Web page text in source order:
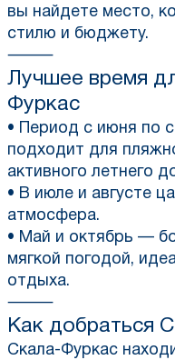
вы найдете место,
стилю и бюджету.
⸻
Лучшее время
Фуркас
• Период с июня по
подходит для
активного летнего
• В июле и августе
атмосфера.
• Май и октябрь —
мягкой погодой,
отдыха.
⸻
Как добраться
Скала-Фуркас